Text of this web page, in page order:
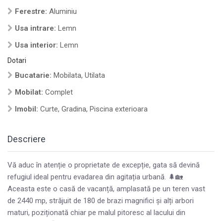
Ferestre: Aluminiu
Usa intrare: Lemn
Usa interior: Lemn
Dotari
Bucatarie: Mobilata, Utilata
Mobilat: Complet
Imobil: Curte, Gradina, Piscina exterioara
Descriere
Vă aduc în atenție o proprietate de excepție, gata să devină
refugiul ideal pentru evadarea din agitația urbană. 🌲🏡
Aceasta este o casă de vacanță, amplasată pe un teren vast
de 2440 mp, străjuit de 180 de brazi magnifici și alți arbori
maturi, poziționată chiar pe malul pitoresc al lacului din